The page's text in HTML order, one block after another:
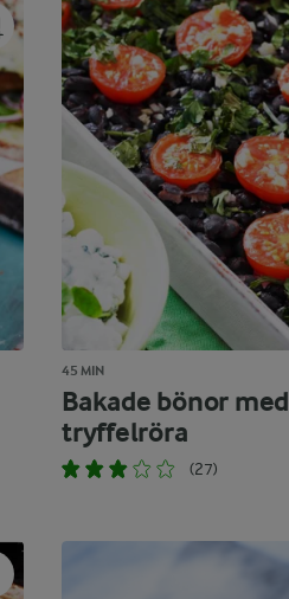
45 MIN
Bakade bönor med
tryffelröra
(27)